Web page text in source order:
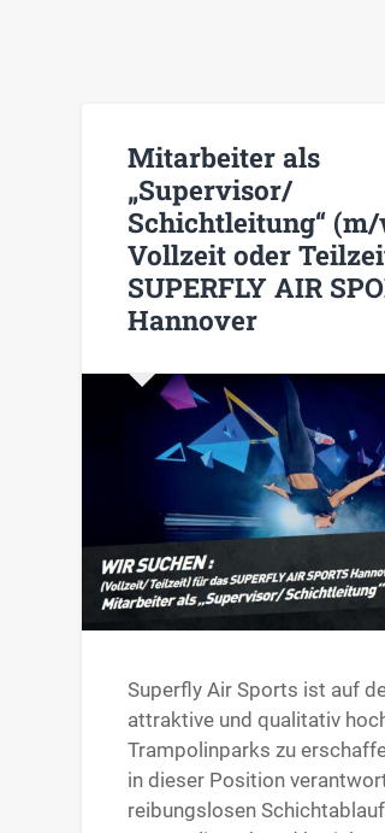
Mitarbeiter als
„Supervisor/
Schichtleitung“
Vollzeit oder
SUPERFLY AIR
Hannover
Superfly Air Sports ist auf
attraktive und qualitativ
Trampolinparks zu
in dieser Position
reibungslosen